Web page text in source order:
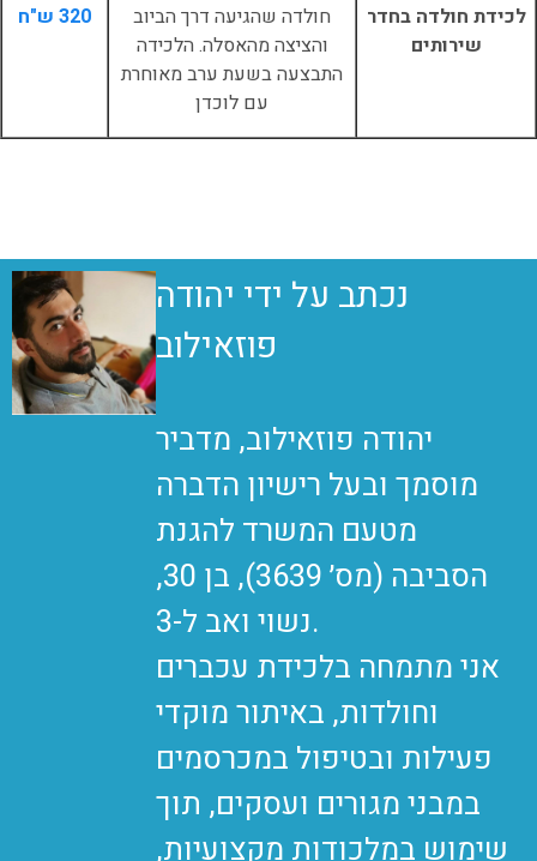
לכידת חולדה בחדר
שירותים
חולדה שהגיעה דרך הביוב
והציצה מהאסלה. הלכידה
התבצעה בשעת ערב מאוחרת
עם לוכדן
320 ש"ח
נכתב על ידי יהודה
פוזאילוב
יהודה פוזאילוב, מדביר
מוסמך ובעל רישיון הדברה
מטעם המשרד להגנת
הסביבה (מס׳ 3639), בן 30,
נשוי ואב ל-3.
אני מתמחה בלכידת עכברים
וחולדות, באיתור מוקדי
פעילות ובטיפול במכרסמים
במבני מגורים ועסקים, תוך
שימוש במלכודות מקצועיות,